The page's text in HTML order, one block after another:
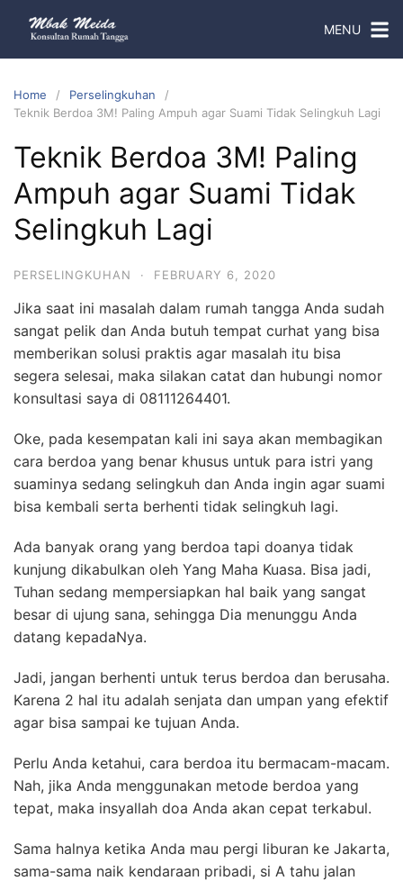
MENU
Home
Perselingkuhan
Teknik Berdoa 3M! Paling Ampuh agar Suami Tidak Selingkuh Lagi
Teknik Berdoa 3M! Paling
Ampuh agar Suami Tidak
Selingkuh Lagi
PERSELINGKUHAN · FEBRUARY 6, 2020
Jika saat ini masalah dalam rumah tangga Anda sudah
sangat pelik dan Anda butuh tempat curhat yang bisa
memberikan solusi praktis agar masalah itu bisa
segera selesai, maka silakan catat dan hubungi nomor
konsultasi saya di 08111264401.
Oke, pada kesempatan kali ini saya akan membagikan
cara berdoa yang benar khusus untuk para istri yang
suaminya sedang selingkuh dan Anda ingin agar suami
bisa kembali serta berhenti tidak selingkuh lagi.
Ada banyak orang yang berdoa tapi doanya tidak
kunjung dikabulkan oleh Yang Maha Kuasa. Bisa jadi,
Tuhan sedang mempersiapkan hal baik yang sangat
besar di ujung sana, sehingga Dia menunggu Anda
datang kepadaNya.
Jadi, jangan berhenti untuk terus berdoa dan berusaha.
Karena 2 hal itu adalah senjata dan umpan yang efektif
agar bisa sampai ke tujuan Anda.
Perlu Anda ketahui, cara berdoa itu bermacam-macam.
Nah, jika Anda menggunakan metode berdoa yang
tepat, maka insyallah doa Anda akan cepat terkabul.
Sama halnya ketika Anda mau pergi liburan ke Jakarta,
sama-sama naik kendaraan pribadi, si A tahu jalan